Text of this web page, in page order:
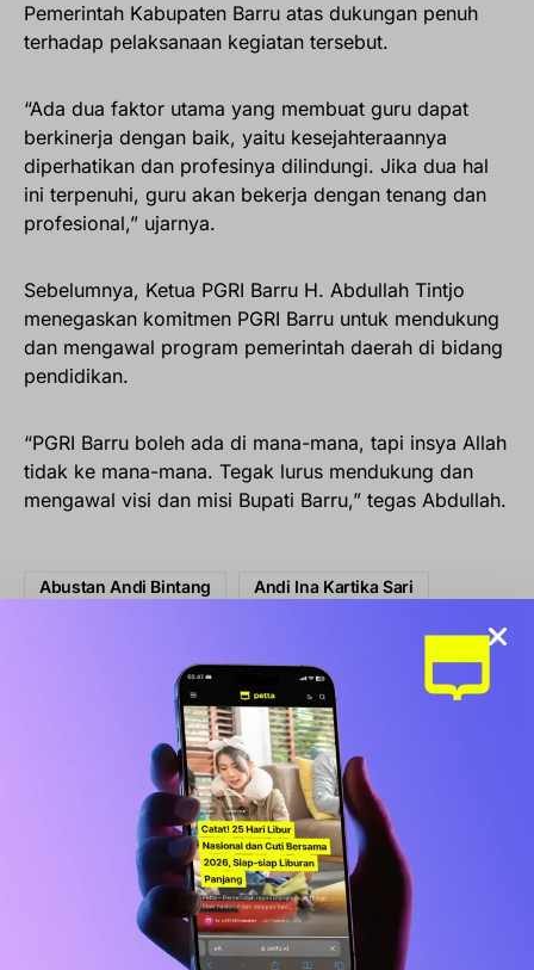
Pemerintah Kabupaten Barru atas dukungan penuh
terhadap pelaksanaan kegiatan tersebut.
“Ada dua faktor utama yang membuat guru dapat
berkinerja dengan baik, yaitu kesejahteraannya
diperhatikan dan profesinya dilindungi. Jika dua hal
ini terpenuhi, guru akan bekerja dengan tenang dan
profesional,” ujarnya.
Sebelumnya, Ketua PGRI Barru H. Abdullah Tintjo
menegaskan komitmen PGRI Barru untuk mendukung
dan mengawal program pemerintah daerah di bidang
pendidikan.
“PGRI Barru boleh ada di mana-mana, tapi insya Allah
tidak ke mana-mana. Tegak lurus mendukung dan
mengawal visi dan misi Bupati Barru,” tegas Abdullah.
Abustan Andi Bintang Andi Ina Kartika Sari
Share Share
Tweet